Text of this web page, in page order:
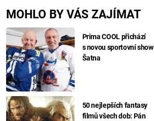
MOHLO BY VÁS ZAJÍMAT
Prima COOL přichází
s novou sportovní show
Šatna
50 nejlepších fantasy
filmů všech dob: Pán